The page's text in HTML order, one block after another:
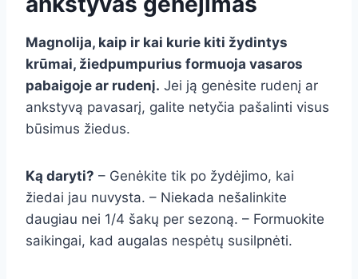
Magnolija, kaip ir kai kurie kiti žydintys
krūmai, žiedpumpurius formuoja vasaros
pabaigoje ar rudenį. Jei ją genėsite rudenį ar
ankstyvą pavasarį, galite netyčia pašalinti visus
būsimus žiedus.
Ką daryti? – Genėkite tik po žydėjimo, kai
žiedai jau nuvysta. – Niekada nešalinkite
daugiau nei 1/4 šakų per sezoną. – Formuokite
saikingai, kad augalas nespėtų susilpnėti.